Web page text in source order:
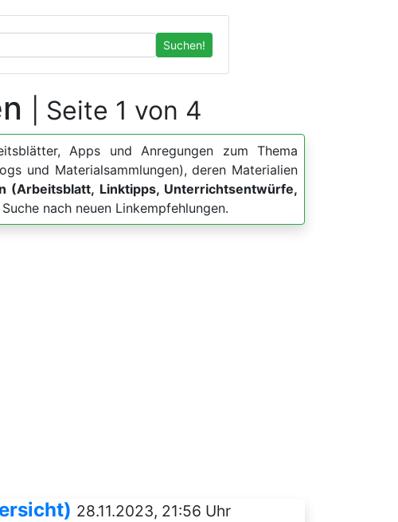
Suchen!
| Seite 1 von 4
Apps und Anregungen zum Thema
und Materialsammlungen), deren Materialien
(Arbeitsblatt, Linktipps, Unterrichtsentwürfe,
nach neuen Linkempfehlungen.
28.11.2023, 21:56 Uhr